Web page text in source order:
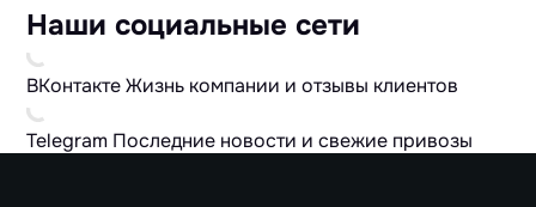
Наши социальные сети
ВКонтактеЖизнь компании и отзывы клиентов
Telegram Последние новости и свежие привозы